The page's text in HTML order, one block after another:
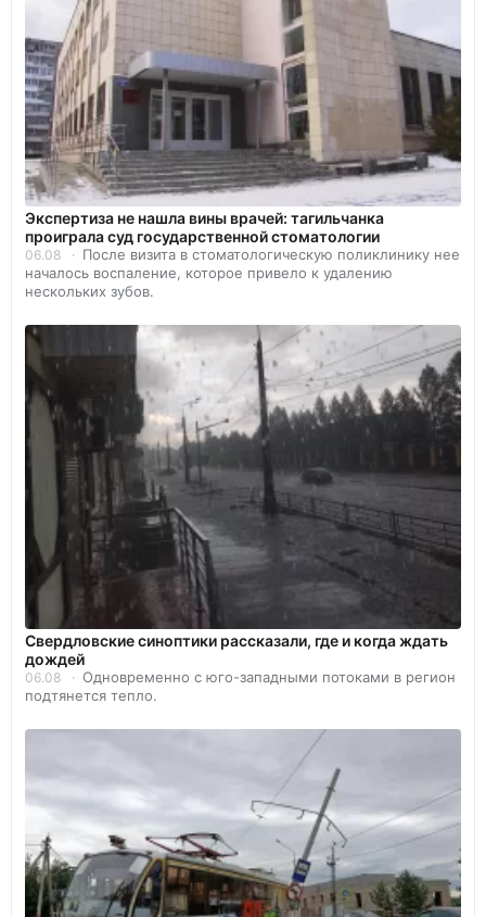
Экспертиза не нашла вины врачей: тагильчанка
проиграла суд государственной стоматологии
06.08
После визита в стоматологическую поликлинику нее
началось воспаление, которое привело к удалению
нескольких зубов.
Свердловские синоптики рассказали, где и когда ждать
дождей
06.08
Одновременно с юго-западными потоками в регион
подтянется тепло.